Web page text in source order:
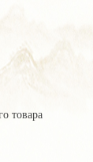
товара